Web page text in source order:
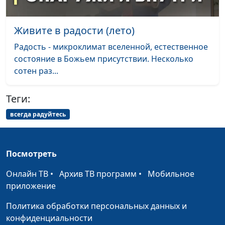
Роман Маринин,
Раб богатства (зима)
Роман Маринин,
священнослужитель
#446
Раб богатства (весна)
Исцеление слепого
(осень)
(лето)
Исцеление слепого
(зима)
Роман Маринин,
Исцеление слепого
(весна)
Роман Маринин,
Живите в радости (лето)
Радость - микроклимат вселенной, естественное
состояние в Божьем присутствии. Несколько
сотен раз...
Теги:
всегда радуйтесь
Посмотреть
Онлайн ТВ • Архив ТВ программ • Мобильное
приложение
Политика обработки персональных данных и
конфиденциальности